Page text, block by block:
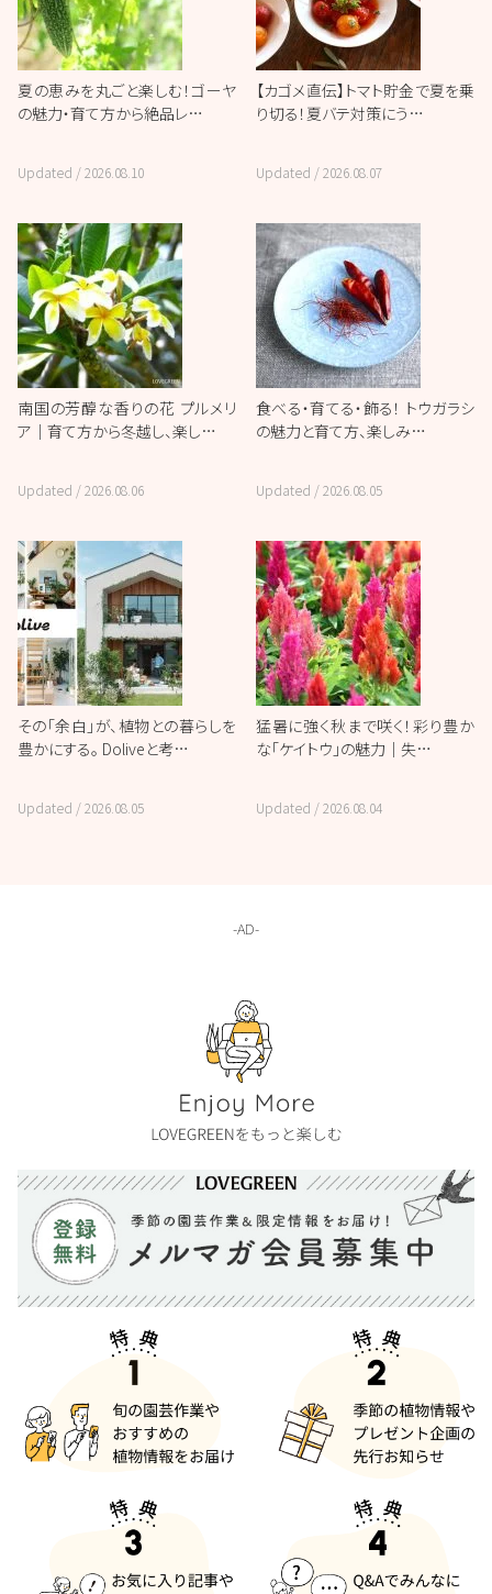
夏の恵みを丸ごと楽しむ！ゴーヤ
の魅力・育て方から絶品レ…
Updated /2026.08.10
【カゴメ直伝】トマト貯金で夏を乗
り切る！夏バテ対策にう…
Updated /2026.08.07
南国の芳醇な香りの花 プルメリ
ア｜育て方から冬越し、楽し…
Updated /2026.08.06
食べる・育てる・飾る！ トウガラシ
の魅力と育て方、楽しみ…
Updated /2026.08.05
その「余白」が、植物との暮らしを
豊かにする。 Doliveと考…
Updated /2026.08.05
猛暑に強く秋まで咲く！彩り豊か
な「ケイトウ」の魅力｜失…
Updated /2026.08.04